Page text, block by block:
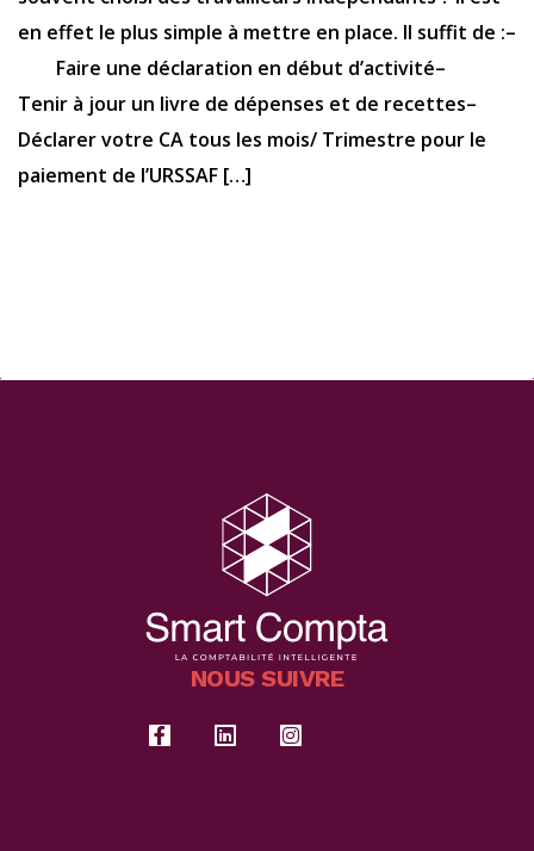
en effet le plus simple à mettre en place. Il suffit de :–
Faire une déclaration en début d’activité–
Tenir à jour un livre de dépenses et de recettes–
Déclarer votre CA tous les mois/ Trimestre pour le
paiement de l’URSSAF […]
NOUS SUIVRE